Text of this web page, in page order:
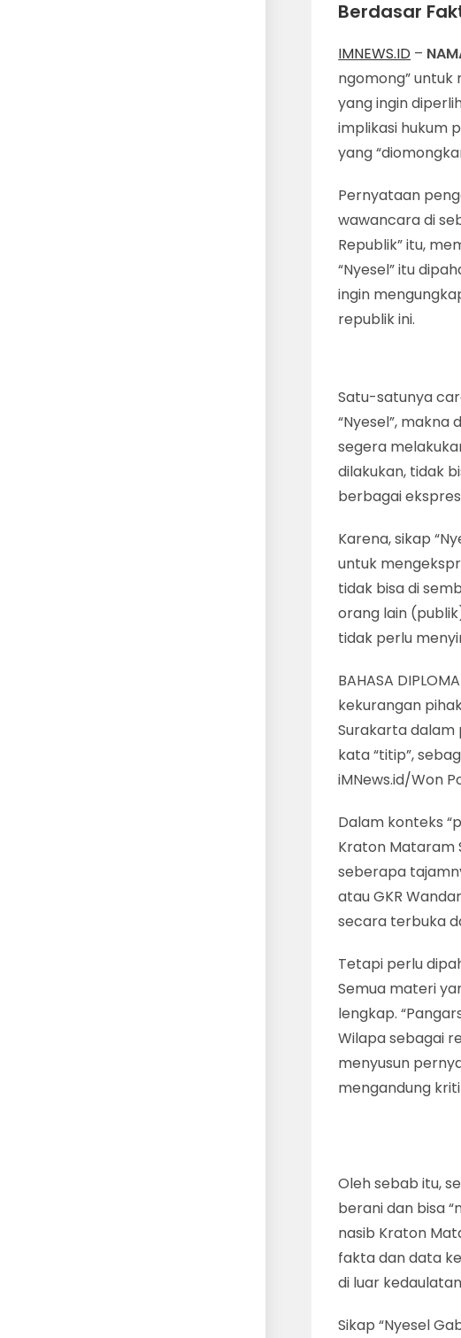
Berdasar
IMNEWS.ID –
ngomong” untuk
yang ingin
implikasi hukum
yang
Pernyataan
wawancara di
Republik” itu,
“Nyesel” itu
ingin
republik ini.
Satu-satunya
“Nyesel”,
segera
dilakukan, tidak
berbagai
Karena, sikap
untuk
tidak bisa di
orang lain
tidak perlu
BAHASA
kekurangan
Surakarta
kata “titip”,
iMNews.id/Won
Dalam konteks
Kraton Mataram
seberapa
atau GKR
secara terbuka
Tetapi perlu
Semua materi
lengkap.
Wilapa sebagai
menyusun
mengandung
Oleh sebab itu,
berani dan bisa
nasib Kraton
fakta dan data
di luar
Sikap “Nyesel